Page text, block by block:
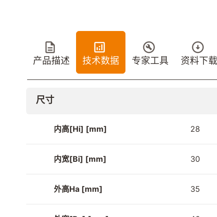
产品描述 技术数据 专家工具 资料下载
尺寸
内高[Hi] [mm] 28
内宽[Bi] [mm] 30
外高Ha [mm] 35